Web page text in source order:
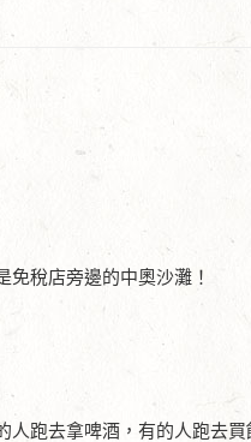
稅店旁邊的中奧沙灘！
人跑去拿啤酒，有的人跑去買